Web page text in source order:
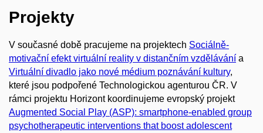
Projekty
V současné době pracujeme na projektech Sociálně-
motivační efekt virtuální reality v distančním vzdělávání a
Virtuální divadlo jako nové médium poznávání kultury,
které jsou podpořené Technologickou agenturou ČR. V
rámci projektu Horizont koordinujeme evropský projekt
Augmented Social Play (ASP): smartphone-enabled group
psychotherapeutic interventions that boost adolescent